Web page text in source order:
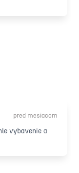
pred mesiacom
vybavenie a